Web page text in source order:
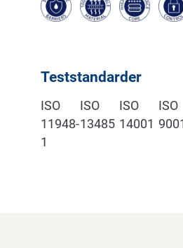
Teststandarder
ISO
11948-
1
ISO
13485
ISO
14001
ISO